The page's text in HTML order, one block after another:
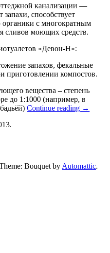
канализации —
способствует
органики с многократным
сливов моющих средств.
«Девон-Н»:
запахов, фекальные
приготовлении компостов.
вещества – степень
до 1:1000 (например, в
Continue reading →
Bouquet by Automattic.